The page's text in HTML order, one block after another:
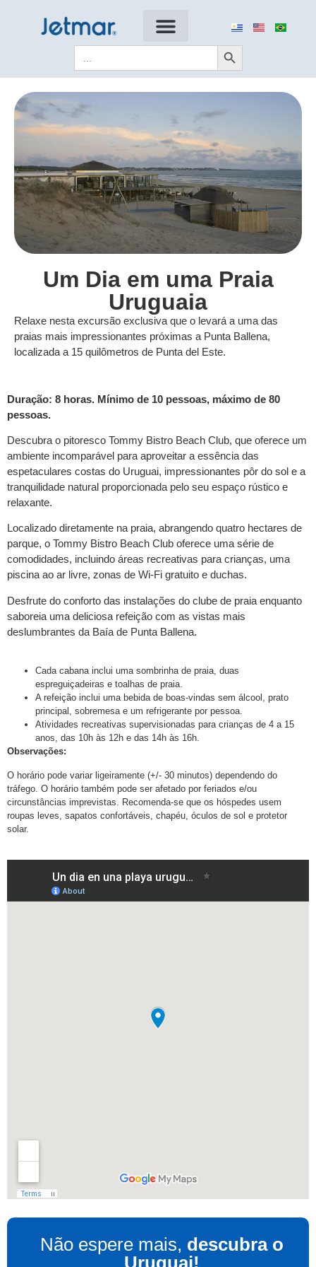
Search
for:
Search Button
Um Dia em uma Praia
Uruguaia
Relaxe nesta excursão exclusiva que o levará a uma das
praias mais impressionantes próximas a Punta Ballena,
localizada a 15 quilômetros de Punta del Este.
Duração: 8 horas. Mínimo de 10 pessoas, máximo de 80
pessoas.
Descubra o pitoresco Tommy Bistro Beach Club, que oferece um
ambiente incomparável para aproveitar a essência das
espetaculares costas do Uruguai, impressionantes pôr do sol e a
tranquilidade natural proporcionada pelo seu espaço rústico e
relaxante.
Localizado diretamente na praia, abrangendo quatro hectares de
parque, o Tommy Bistro Beach Club oferece uma série de
comodidades, incluindo áreas recreativas para crianças, uma
piscina ao ar livre, zonas de Wi-Fi gratuito e duchas.
Desfrute do conforto das instalações do clube de praia enquanto
saboreia uma deliciosa refeição com as vistas mais
deslumbrantes da Baía de Punta Ballena.
Cada cabana inclui uma sombrinha de praia, duas
espreguiçadeiras e toalhas de praia.
A refeição inclui uma bebida de boas-vindas sem álcool, prato
principal, sobremesa e um refrigerante por pessoa.
Atividades recreativas supervisionadas para crianças de 4 a 15
anos, das 10h às 12h e das 14h às 16h.
Observações:
O horário pode variar ligeiramente (+/- 30 minutos) dependendo do
tráfego. O horário também pode ser afetado por feriados e/ou
circunstâncias imprevistas. Recomenda-se que os hóspedes usem
roupas leves, sapatos confortáveis, chapéu, óculos de sol e protetor
solar.
Não espere mais, descubra o